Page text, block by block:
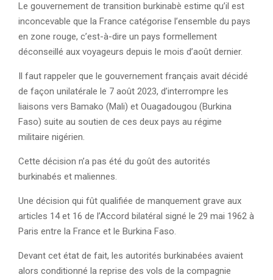
Le gouvernement de transition burkinabè estime qu’il est
inconcevable que la France catégorise l’ensemble du pays
en zone rouge, c’est-à-dire un pays formellement
déconseillé aux voyageurs depuis le mois d’août dernier.
Il faut rappeler que le gouvernement français avait décidé
de façon unilatérale le 7 août 2023, d’interrompre les
liaisons vers Bamako (Mali) et Ouagadougou (Burkina
Faso) suite au soutien de ces deux pays au régime
militaire nigérien.
Cette décision n’a pas été du goût des autorités
burkinabés et maliennes.
Une décision qui fût qualifiée de manquement grave aux
articles 14 et 16 de l’Accord bilatéral signé le 29 mai 1962 à
Paris entre la France et le Burkina Faso.
Devant cet état de fait, les autorités burkinabées avaient
alors conditionné la reprise des vols de la compagnie